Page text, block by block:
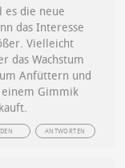
es die neue
das Interesse
Vielleicht
das Wachstum
Anfüttern und
Gimmik
ANTWORTEN